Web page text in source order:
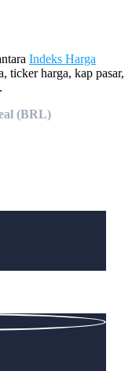
Indeks Harga
ticker harga, kap pasar,
(BRL)